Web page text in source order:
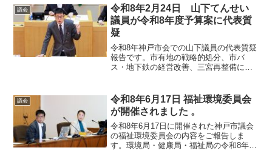
朝鮮学校への補助金見直しと拉致問題の
啓発強化について、市政のあり方を問う
議論をまとめました。
議会
令和8年2月24日 山下てんせい
議員が令和8年度予算案に代表質
疑
令和8年神戸市会での山下議員の代表質疑
報告です。市有地の戦略的処分、市バ
ス・地下鉄の経営改善、三宮再整備に伴
充実など、神戸市の将来を見据えた重要
課題に関する議論をまとめました。
議会
令和8年6月17日 福祉環境委員会
が開催されました 。
令和8年6月17日に開催された神戸市議会
の福祉環境委員会の内容をご報告しま
す。環境局・健康局・福祉局の令和8年度